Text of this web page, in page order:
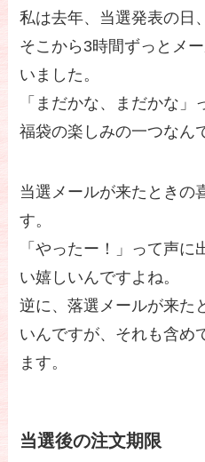
私は去年、当選発表の日
そこから3時間ずっとメ
いました。
「まだかな、まだかな」
福袋の楽しみの一つなん
当選メールが来たときの
す。
「やったー！」って声
い嬉しいんですよね。
逆に、落選メールが来た
いんですが、それも含め
ます。
当選後の注文期限